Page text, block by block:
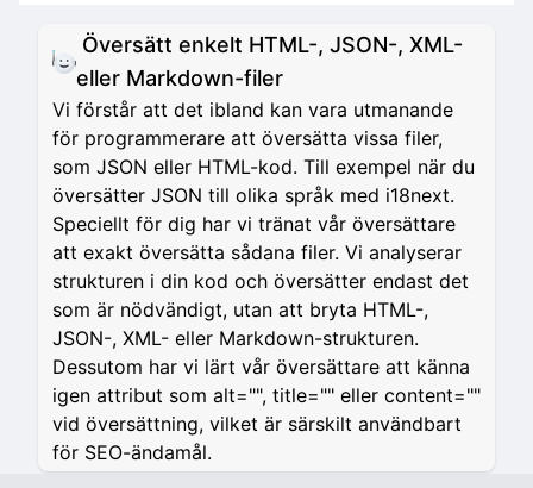
Översätt enkelt HTML-, JSON-, XML-
eller Markdown-filer
Vi förstår att det ibland kan vara utmanande
för programmerare att översätta vissa filer,
som JSON eller HTML-kod. Till exempel när du
översätter JSON till olika språk med i18next.
Speciellt för dig har vi tränat vår översättare
att exakt översätta sådana filer. Vi analyserar
strukturen i din kod och översätter endast det
som är nödvändigt, utan att bryta HTML-,
JSON-, XML- eller Markdown-strukturen.
Dessutom har vi lärt vår översättare att känna
igen attribut som alt="", title="" eller content=""
vid översättning, vilket är särskilt användbart
för SEO-ändamål.